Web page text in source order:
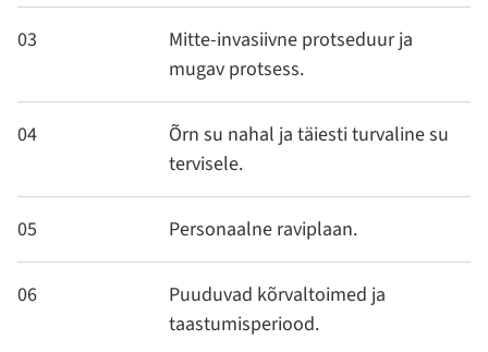
03
Mitte-invasiivne protseduur ja
mugav protsess.
04
Õrn su nahal ja täiesti turvaline su
tervisele.
05 Personaalne raviplaan.
06
Puuduvad kõrvaltoimed ja
taastumisperiood.